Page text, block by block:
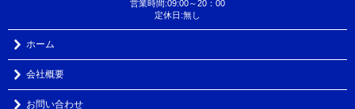
営業時間:09:00～20：00
定休日:無し
ホーム
会社概要
お問い合わせ